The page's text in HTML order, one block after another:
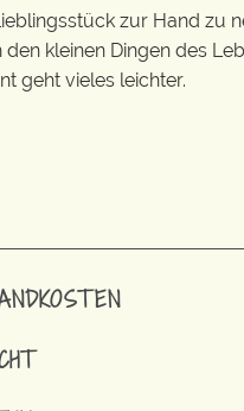
zur Hand zu
den kleinen Dingen des
geht vieles leichter.